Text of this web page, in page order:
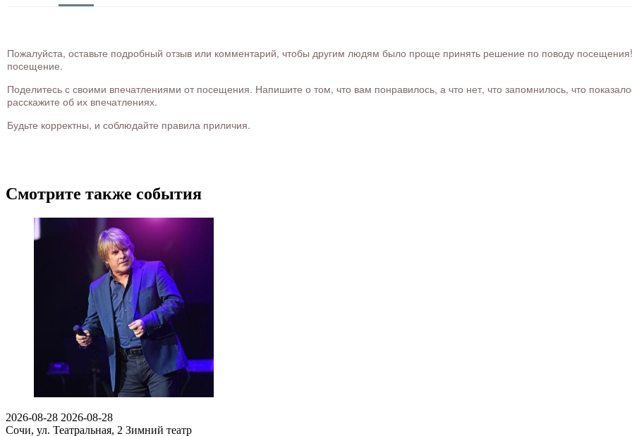
Пожалуйста, оставьте подробный отзыв или комментарий, чтобы другим людям было проще принять решение по поводу посещения!
посещение.
Поделитесь с своими впечатлениями от посещения. Напишите о том, что вам понравилось, а что нет, что запомнилось, что
расскажите об их впечатлениях.
Будьте корректны, и соблюдайте правила приличия.
Смотрите также события
2026-08-28 2026-08-28
Сочи, ул. Театральная, 2 Зимний театр